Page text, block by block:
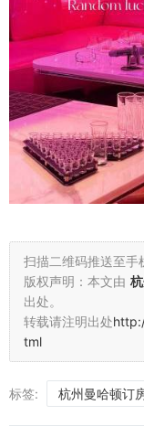
扫描二维码推送至手
版权声明：本文由
出处。
转载请注明出处
tml
标签: 杭州曼哈顿订